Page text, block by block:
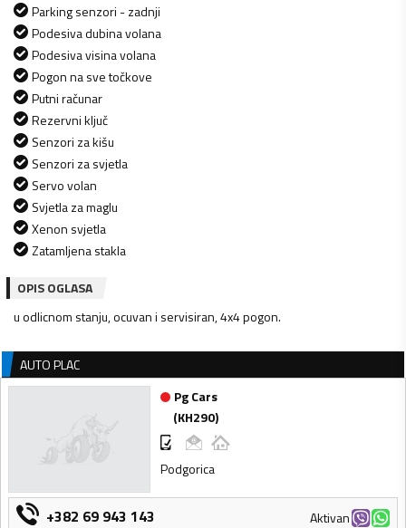
Parking senzori - zadnji
Podesiva dubina volana
Podesiva visina volana
Pogon na sve točkove
Putni računar
Rezervni ključ
Senzori za kišu
Senzori za svjetla
Servo volan
Svjetla za maglu
Xenon svjetla
Zatamljena stakla
OPIS OGLASA
u odlicnom stanju, ocuvan i servisiran, 4x4 pogon.
AUTO PLAC
Pg Cars
(KH290)
Podgorica
+382 69 943 143 Aktivan